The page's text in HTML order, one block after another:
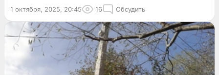
1 октября, 2025, 20:45 16 Обсудить